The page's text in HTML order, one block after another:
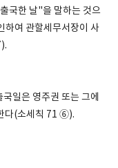
국한 날"을 말하는 것으
하여 관할세무서장이 사
일은 영주권 또는 그에
다(소세칙 71 ⑥).